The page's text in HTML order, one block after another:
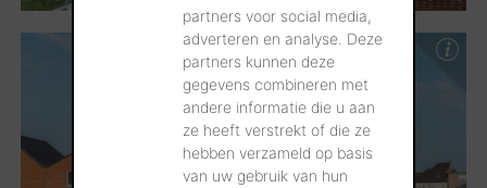
partners voor social media,
adverteren en analyse. Deze
partners kunnen deze
gegevens combineren met
andere informatie die u aan
ze heeft verstrekt of die ze
hebben verzameld op basis
van uw gebruik van hun